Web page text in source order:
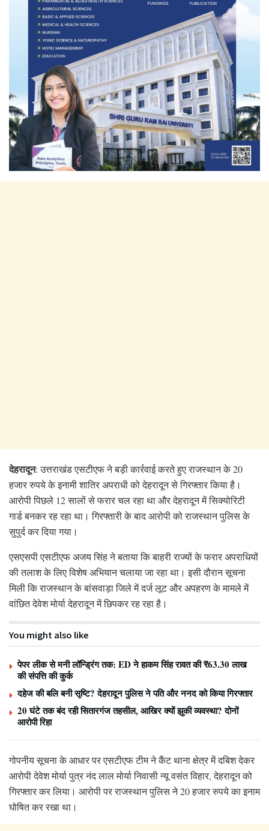
देहरादून: उत्तराखंड एसटीएफ ने बड़ी कार्रवाई करते हुए राजस्थान के 20
हजार रुपये के इनामी शातिर अपराधी को देहरादून से गिरफ्तार किया है।
आरोपी पिछले 12 सालों से फरार चल रहा था और देहरादून में सिक्योरिटी
गार्ड बनकर रह रहा था। गिरफ्तारी के बाद आरोपी को राजस्थान पुलिस के
सुपुर्द कर दिया गया।
एसएसपी एसटीएफ अजय सिंह ने बताया कि बाहरी राज्यों के फरार अपराधियों
की तलाश के लिए विशेष अभियान चलाया जा रहा था। इसी दौरान सूचना
मिली कि राजस्थान के बांसवाड़ा जिले में दर्ज लूट और अपहरण के मामले में
वांछित देवेश मोर्या देहरादून में छिपकर रह रहा है।
You might also like
पेपर लीक से मनी लॉन्ड्रिंग तक: ED ने हाकम सिंह रावत की ₹63.30 लाख
की संपत्ति की कुर्क
दहेज की बलि बनी सृष्टि? देहरादून पुलिस ने पति और ननद को किया गिरफ्तार
20 घंटे तक बंद रही सितारगंज तहसील, आखिर क्यों झुकी व्यवस्था? दोनों
आरोपी रिहा
गोपनीय सूचना के आधार पर एसटीएफ टीम ने कैंट थाना क्षेत्र में दबिश देकर
आरोपी देवेश मोर्या पुत्र नंद लाल मोर्या निवासी न्यू वसंत विहार, देहरादून को
गिरफ्तार कर लिया। आरोपी पर राजस्थान पुलिस ने 20 हजार रुपये का इनाम
घोषित कर रखा था।